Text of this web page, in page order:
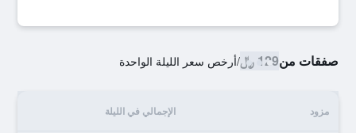
صفقات من129 ﷼ /أرخص سعر الليلة الواحدة
مزود الإجمالي في الليلة